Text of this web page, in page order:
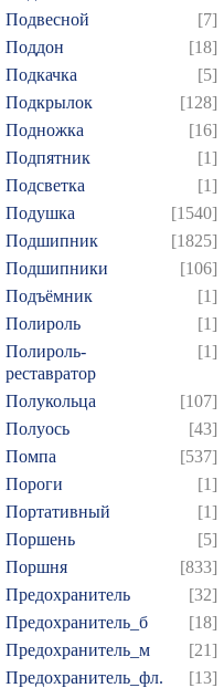
Подвесной
[7]
Поддон
[18]
Подкачка
[5]
Подкрылок
[128]
Подножка
[16]
Подпятник
[1]
Подсветка
[1]
Подушка
[1540]
Подшипник
[1825]
Подшипники
[106]
Подъёмник
[1]
Полироль
[1]
Полироль-
реставратор
[1]
Полукольца
[107]
Полуось
[43]
Помпа
[537]
Пороги
[1]
Портативный
[1]
Поршень
[5]
Поршня
[833]
Предохранитель
[32]
Предохранитель_б
[18]
Предохранитель_м
[21]
Предохранитель_фл.
[13]